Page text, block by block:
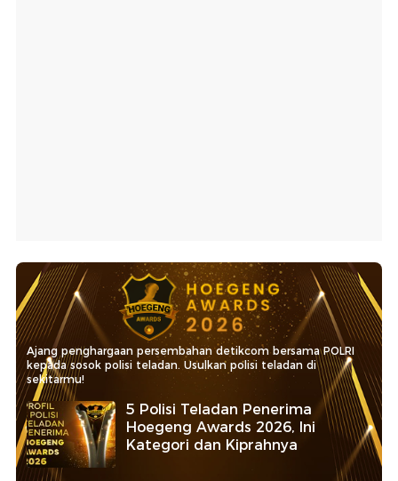
Ajang penghargaan persembahan detikcom bersama POLRI
kepada sosok polisi teladan. Usulkan polisi teladan di
sekitarmu!
5 Polisi Teladan Penerima
Hoegeng Awards 2026, Ini
Kategori dan Kiprahnya